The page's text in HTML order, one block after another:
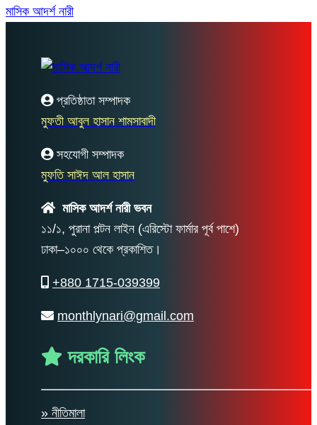
মাসিক আদর্শ নারী
প্রতিষ্ঠাতা সম্পাদক
মুফতী আবুল হাসান শামসাবাদী
সহযোগী সম্পাদক
মুফতি সাঈদ আল হাসান
মাসিক আদর্শ নারী ভবন
১১/১, পুরানা পল্টন লাইন (এরিস্টো ফার্মার পূর্ব পাশে)
ঢাকা–১০০০ থেকে প্রকাশিত।
+880 1715-039399
monthlynari@gmail.com
দরকারি লিংক
» নীতিমালা